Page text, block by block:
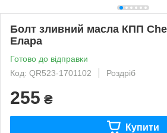
Болт зливний масла КПП
Елара
Готово до відправки
Код: QR523-1701102
Роздріб
255 ₴
Купити